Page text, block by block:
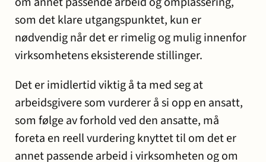
som det klare utgangspunktet, kun er
nødvendig når det er rimelig og mulig innenfor
virksomhetens eksisterende stillinger.
Det er imidlertid viktig å ta med seg at
arbeidsgivere som vurderer å si opp en ansatt,
som følge av forhold ved den ansatte, må
foreta en reell vurdering knyttet til om det er
annet passende arbeid i virksomheten og om